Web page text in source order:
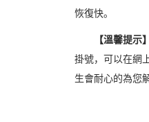
恢復快。
【溫馨提示
掛號，可以在網
生會耐心的為您